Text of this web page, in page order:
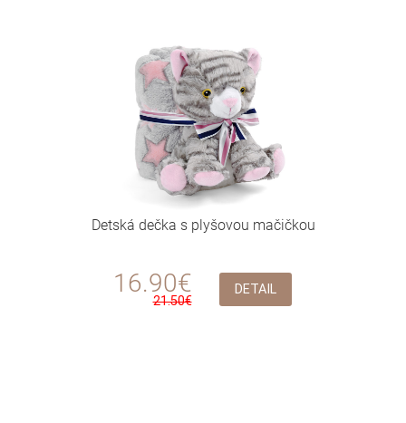
Detská dečka s plyšovou mačičkou
16.90€
21.50€
DETAIL